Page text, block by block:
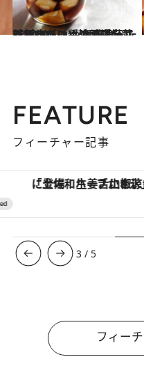
2024.4.3
人気店のシェフが直伝。詰めるだけ！ 毎日食べたい“やさしい”韓国常備菜 【玉ねぎの醤油漬け】レシピ
グルメ
FEATURE
フィーチャー記事
「土佐和ハーブかき氷」がOMO7
3 / 5
フィー